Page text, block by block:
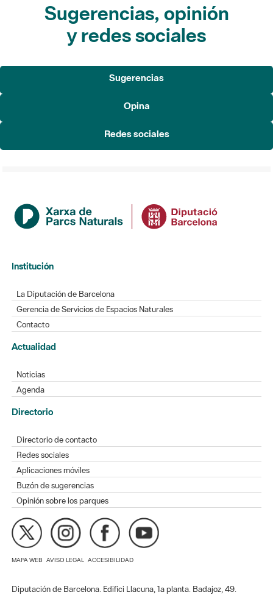
Sugerencias, opinión
y redes sociales
Sugerencias
Opina
Redes sociales
Institución
La Diputación de Barcelona
Gerencia de Servicios de Espacios Naturales
Contacto
Actualidad
Noticias
Agenda
Directorio
Directorio de contacto
Redes sociales
Aplicaciones móviles
Buzón de sugerencias
Opinión sobre los parques
MAPA WEB AVISO LEGAL ACCESIBILIDAD
Diputación de Barcelona. Edifici Llacuna, 1a planta. Badajoz, 49.